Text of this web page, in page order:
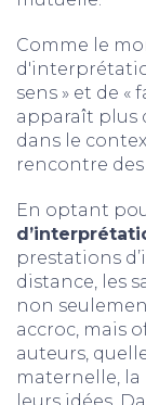
Comme le
sens » et de «
apparaît plus
dans le
rencontre
En optant
prestations
distance, les
non
accroc, mais
auteurs,
maternelle,